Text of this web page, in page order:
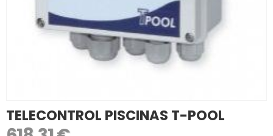
TELECONTROL PISCINAS T-POOL